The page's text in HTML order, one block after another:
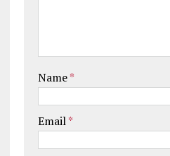
Name*
Email*